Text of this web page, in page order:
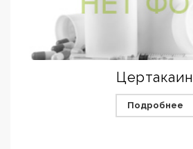
Цертакаин
Подробнее